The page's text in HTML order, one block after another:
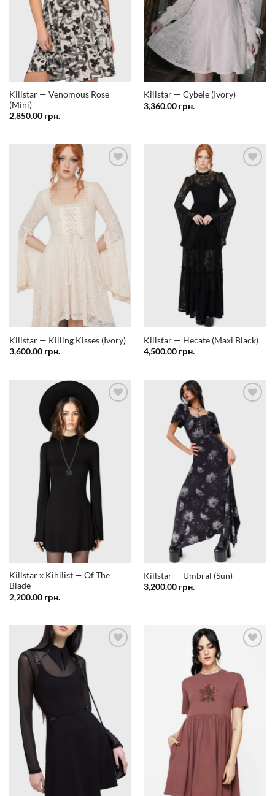
Killstar — Venomous Rose
(Mini)
2,850.00 грн.
Killstar — Cybele (Ivory)
3,360.00 грн.
Додати
у
список
бажань
Killstar — Killing Kisses (Ivory)
3,600.00 грн.
Додати
Killstar — Hecate (Maxi Black)
4,500.00 грн.
Killstar x Kihilist — Of The
Blade
2,200.00 грн.
бажань
Killstar — Umbral (Sun)
3,200.00 грн.
Додати
у
список
бажань